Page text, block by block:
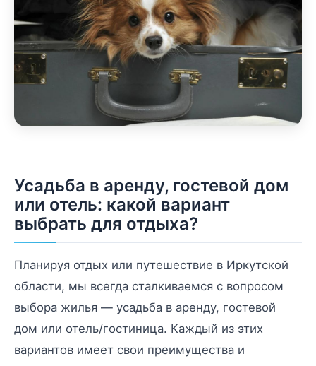
Усадьба в аренду, гостевой дом
или отель: какой вариант
выбрать для отдыха?
Планируя отдых или путешествие в Иркутской
области, мы всегда сталкиваемся с вопросом
выбора жилья — усадьба в аренду, гостевой
дом или отель/гостиница. Каждый из этих
вариантов имеет свои преимущества и